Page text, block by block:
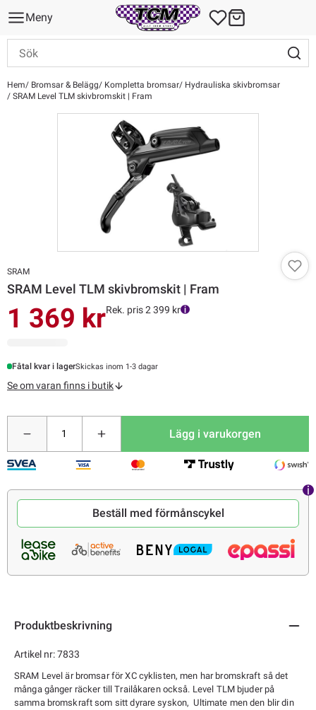
Meny
Hem Bromsar & Belägg Kompletta bromsar
Hydrauliska skivbromsar
SRAM Level TLM skivbromskit | Fram
SRAM
SRAM Level TLM skivbromskit | Fram
1 369 krRek. pris 2 399 kr
Fåtal kvar i lagerSkickas inom 1-3 dagar
Se om varan finns i butik
Lägg i varukorgen
Beställ med förmånscykel
Produktbeskrivning
Artikel nr: 7833
SRAM Level är bromsar för XC cyklisten, men har bromskraft så det
många gånger räcker till Trailåkaren också. Level TLM bjuder på
samma bromskraft som sitt dyrare syskon, Ultimate men den blir din